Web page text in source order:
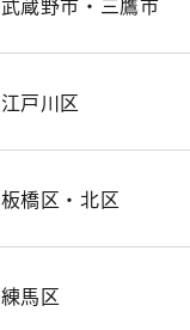
江戸川区
板橋区・北区
練馬区